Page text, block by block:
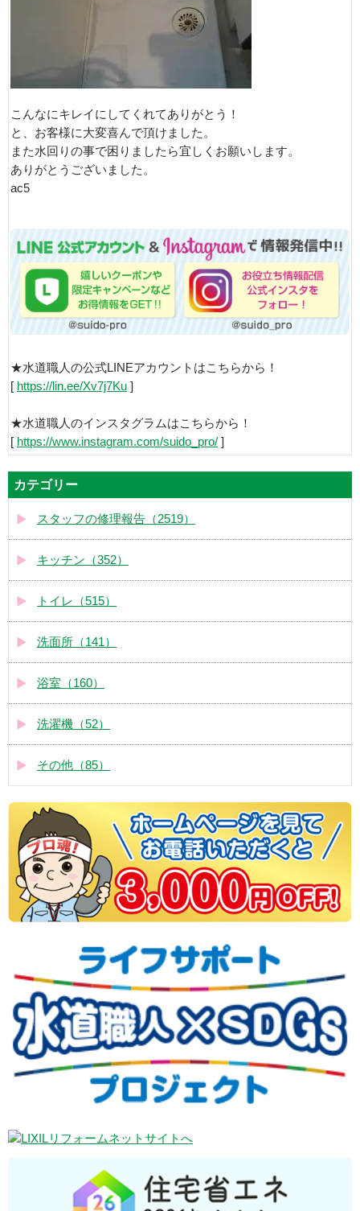
こんなにキレイにしてくれてありがとう！
と、お客様に大変喜んで頂けました。
また水回りの事で困りましたら宜しくお願いします。
ありがとうございました。
ac5
★水道職人の公式LINEアカウントはこちらから！
[ https://lin.ee/Xv7j7Ku ]
★水道職人のインスタグラムはこちらから！
[ https://www.instagram.com/suido_pro/ ]
カテゴリー
スタッフの修理報告（2519）
キッチン（352）
トイレ（515）
洗面所（141）
浴室（160）
洗濯機（52）
その他（85）